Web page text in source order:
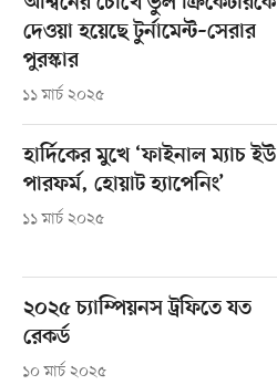
দেওয়া হয়েছে টুর্নামেন্ট–সেরার
পুরস্কার
১১ মার্চ ২০২৫
হার্দিকের মুখে ‘ফাইনাল ম্যাচ ইউ
পারফর্ম, হোয়াট হ্যাপেনিং’
১১ মার্চ ২০২৫
২০২৫ চ্যাম্পিয়নস ট্রফিতে যত
রেকর্ড
১০ মার্চ ২০২৫